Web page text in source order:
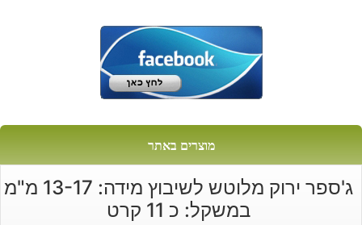
מוצרים באתר
ג'ספר ירוק מלוטש לשיבוץ מידה: 13-17 מ"מ
במשקל: כ 11 קרט